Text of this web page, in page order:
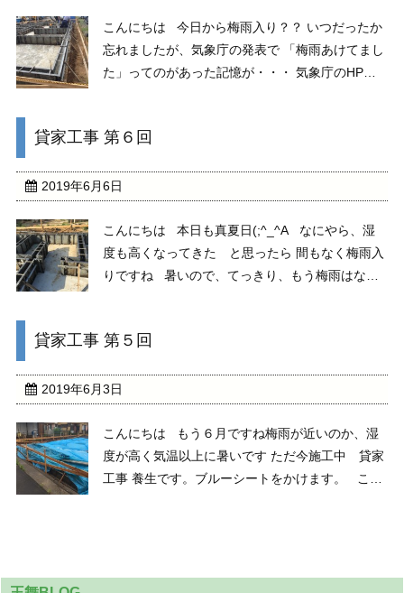
こんにちは 今日から梅雨入り？？ いつだったか
忘れましたが、気象庁の発表で 「梅雨あけてまし
た」ってのがあった記憶が・・・ 気象庁のHPみ
なんですね それでは、ただ今施工中 ...
貸家工事 第６回
2019年6月6日
こんにちは 本日も真夏日(;^_^A なにやら、湿
度も高くなってきた と思ったら 間もなく梅雨入
りですね 暑いので、てっきり、もう梅雨はなく
を設置しました。 アン ...
貸家工事 第５回
2019年6月3日
こんにちは もう６月ですね梅雨が近いのか、湿
度が高く気温以上に暑いです ただ今施工中 貸家
工事 養生です。ブルーシートをかけます。 この